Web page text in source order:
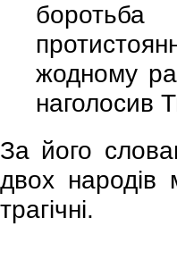
жодному
наголосив
За його
двох народів
трагічні.